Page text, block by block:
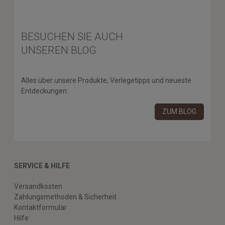
BESUCHEN SIE AUCH
UNSEREN BLOG
Alles über unsere Produkte, Verlegetipps und neueste
Entdeckungen.
ZUM BLOG
SERVICE & HILFE
Versandkosten
Zahlungsmethoden & Sicherheit
Kontaktformular
Hilfe